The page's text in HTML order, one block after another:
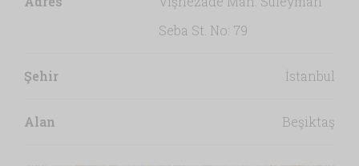
Seba St. No: 79
Şehir İstanbul
Alan Beşiktaş